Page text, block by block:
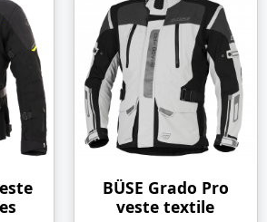
BÜSE Grado Pro
veste textile